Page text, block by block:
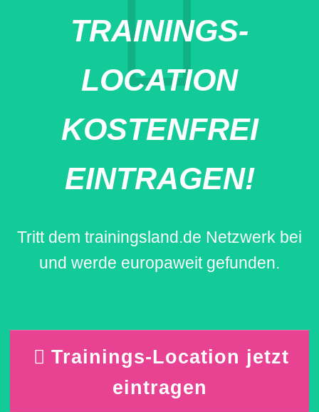
TRAININGS-
LOCATION
KOSTENFREI
EINTRAGEN!
Tritt dem trainingsland.de Netzwerk bei
und werde europaweit gefunden.
Trainings-Location jetzt
eintragen